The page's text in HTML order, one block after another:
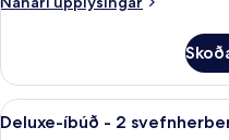
2
-
reyklaust
bæjarhús
2
Skoða
6
Deluxe-íbúð - 2